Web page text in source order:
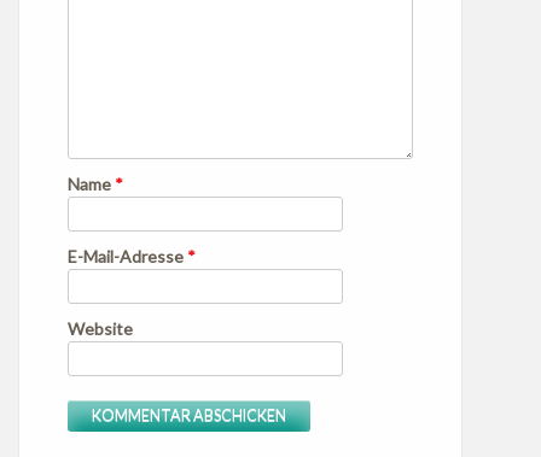
Name *
E-Mail-Adresse *
Website